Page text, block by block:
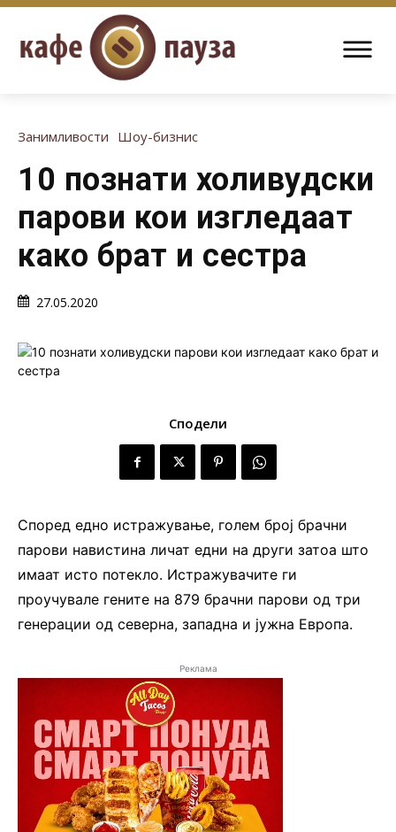
Занимливости Шоу-бизнис
10 познати холивудски
парови кои изгледаат
како брат и сестра
27.05.2020
Сподели
Според едно истражување, голем број брачни
парови навистина личат едни на други затоа што
имаат исто потекло. Истражувачите ги
проучувале гените на 879 брачни парови од три
генерации од северна, западна и јужна Европа.
Реклама